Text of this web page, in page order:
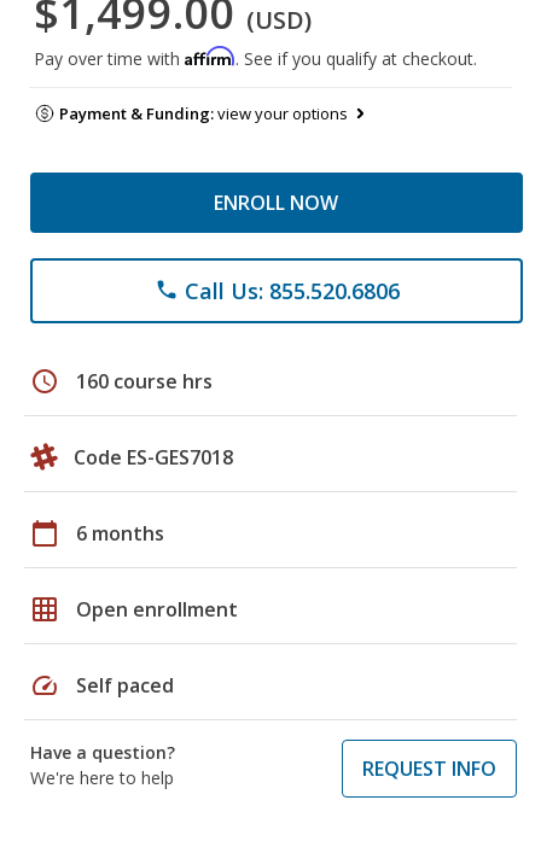
$1,499.00 (USD)
Pay over time with Affirm. See if you qualify at checkout.
Payment & Funding:view your options
ENROLL NOW
phone Call Us: 855.520.6806
schedule 160 course hrs
Code ES-GES7018
calendar_today 6 months
grid_on Open enrollment
speed Self paced
Have a question?
We're here to help
REQUEST INFO